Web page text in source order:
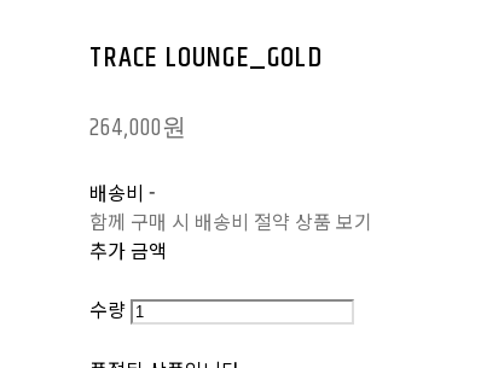
TRACE LOUNGE_GOLD
264,000원
배송비-
함께 구매 시 배송비 절약 상품 보기
추가 금액
수량